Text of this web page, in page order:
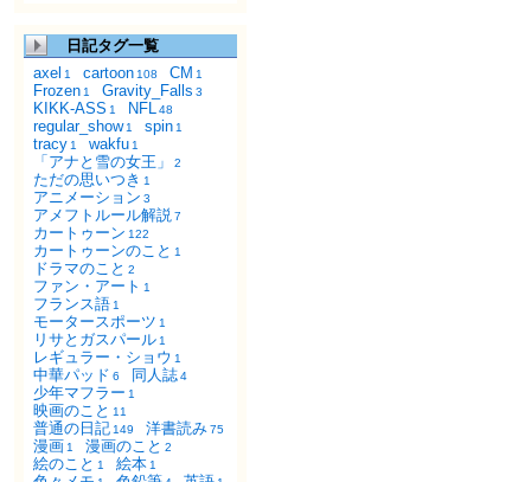
日記タグ一覧
axel 1 cartoon 108 CM 1
Frozen 1 Gravity_Falls 3
KIKK-ASS 1 NFL48
regular_show 1 spin 1
tracy 1 wakfu 1
「アナと雪の女王」 2
ただの思いつき 1
アニメーション 3
アメフトルール解説7
カートゥーン 122
カートゥーンのこと 1
ドラマのこと 2
ファン・アート 1
フランス語 1
モータースポーツ 1
リサとガスパール 1
レギュラー・ショウ 1
中華パッド 6 同人誌4
少年マフラー 1
映画のこと 11
普通の日記 149 洋書読み75
漫画 1 漫画のこと 2
絵のこと 1 絵本 1